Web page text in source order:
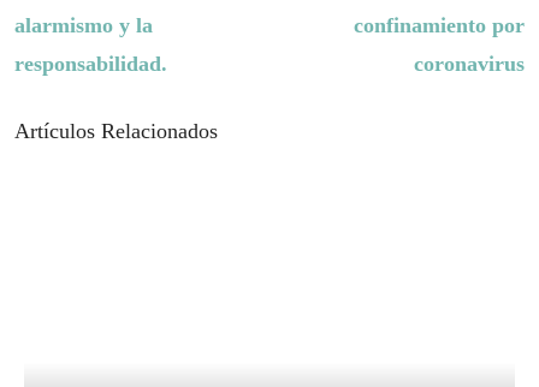
alarmismo y la
responsabilidad.
confinamiento por
coronavirus
Artículos Relacionados